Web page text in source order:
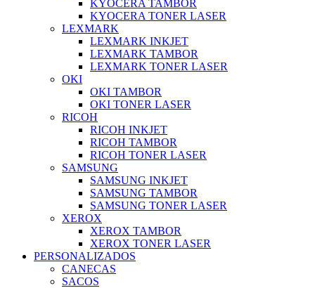
KYOCERA TAMBOR
KYOCERA TONER LASER
LEXMARK
LEXMARK INKJET
LEXMARK TAMBOR
LEXMARK TONER LASER
OKI
OKI TAMBOR
OKI TONER LASER
RICOH
RICOH INKJET
RICOH TAMBOR
RICOH TONER LASER
SAMSUNG
SAMSUNG INKJET
SAMSUNG TAMBOR
SAMSUNG TONER LASER
XEROX
XEROX TAMBOR
XEROX TONER LASER
PERSONALIZADOS
CANECAS
SACOS